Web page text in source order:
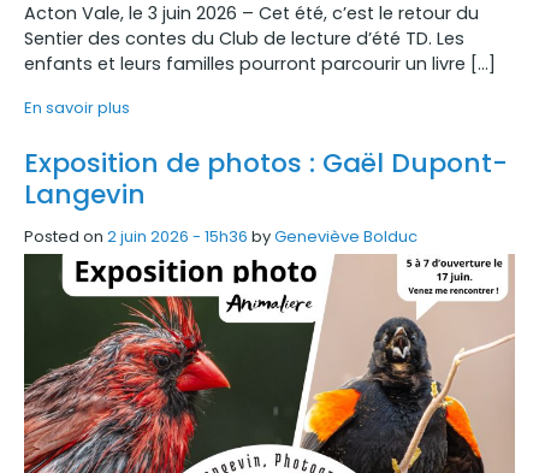
Acton Vale, le 3 juin 2026 – Cet été, c’est le retour du
Sentier des contes du Club de lecture d’été TD. Les
enfants et leurs familles pourront parcourir un livre […]
En savoir plus
Exposition de photos : Gaël Dupont-
Langevin
Posted on 2 juin 2026 - 15h36 byGeneviève Bolduc